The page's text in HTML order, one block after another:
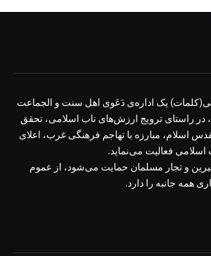
یک اداره‌ی دَعَوی اهل سنت و الجماعت
در راستای ترویج ارزش‌های ناب اسلامی، تحقق
اسلام، مبارزه با تهاجم فرهنگی غرب، اعلای
اسلامی فعالیت می‌نماید.
و تجار مسلمان حمایت می‌شود، از عموم
همه جانبه را دارد.